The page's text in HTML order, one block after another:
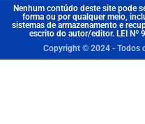
Nenhum contúdo deste site pode
forma ou por qualquer meio,
sistemas de armazenamento e
escrito do autor/editor. LEI Nº
Copyright © 2024 - Todos